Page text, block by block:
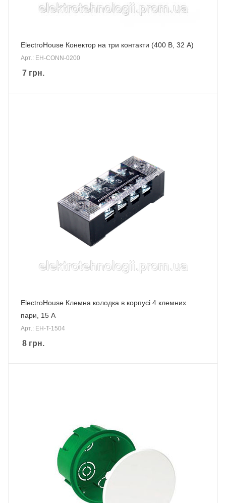
ElectroHouse Конектор на три контакти (400 В, 32 А)
Арт.: EH-CONN-0200
7 грн.
ElectroHouse Клемна колодка в корпусі 4 клемних
пари, 15 А
Арт.: EH-T-1504
8 грн.